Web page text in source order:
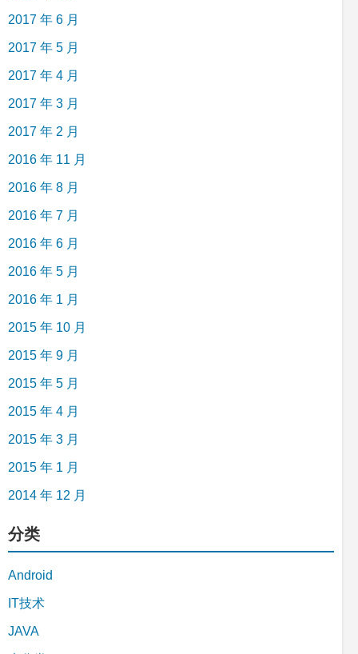
2017 年 6 月
2017 年 5 月
2017 年 4 月
2017 年 3 月
2017 年 2 月
2016 年 11 月
2016 年 8 月
2016 年 7 月
2016 年 6 月
2016 年 5 月
2016 年 1 月
2015 年 10 月
2015 年 9 月
2015 年 5 月
2015 年 4 月
2015 年 3 月
2015 年 1 月
2014 年 12 月
分类
Android
IT技术
JAVA